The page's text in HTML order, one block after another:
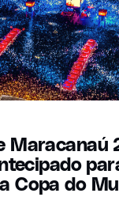
Maracanaú
Copa do